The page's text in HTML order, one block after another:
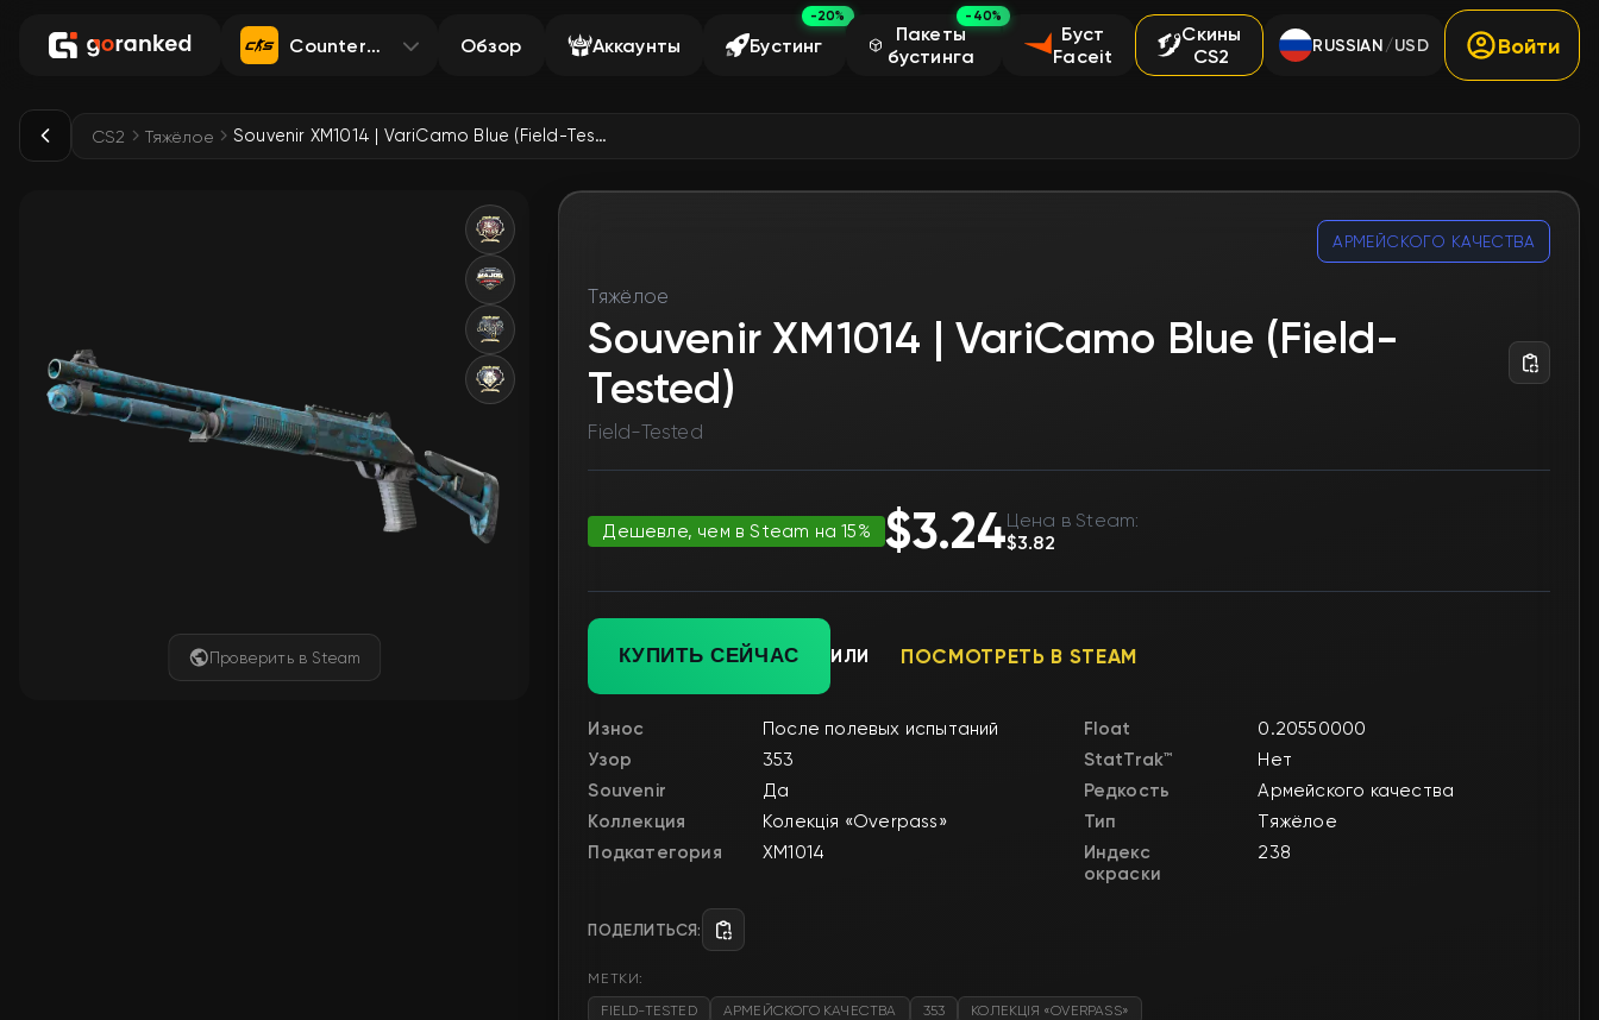
Counter-Strike 2 Обзор Аккаунты Бустинг
-20%
Пакеты
бустинга
-40%
Буст
Faceit
Скины
CS2
RUSSIAN/USD Войти
CS2 Тяжёлое Souvenir XM1014 | VariCamo Blue (Field-Tested)
Проверить в Steam
АРМЕЙСКОГО КАЧЕСТВА
Тяжёлое
Souvenir XM1014 | VariCamo Blue (Field-
Tested)
Field-Tested
Дешевле, чем в Steam на 15% $3.24Цена в Steam:
$3.82
КУПИТЬ СЕЙЧАС ИЛИ ПОСМОТРЕТЬ В STEAM
Износ После полевых испытаний Float
0.20550000
Узор
353 StatTrak™
Нет
Souvenir
Да Редкость
Армейского качества
Коллекция
Колекція «Overpass» Тип
Тяжёлое
Подкатегория
XM1014
Индекс
окраски
238
ПОДЕЛИТЬСЯ:
МЕТКИ:
FIELD-TESTED
АРМЕЙСКОГО КАЧЕСТВА 353 КОЛЕКЦІЯ «OVERPASS»